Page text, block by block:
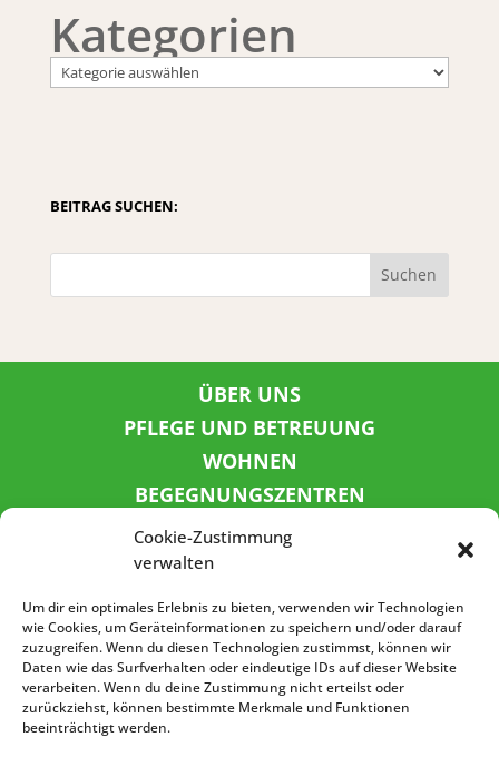
Cookie-Zustimmung
verwalten
Um dir ein optimales Erlebnis zu bieten, verwenden wir Technologien
wie Cookies, um Geräteinformationen zu speichern und/oder darauf
zuzugreifen. Wenn du diesen Technologien zustimmst, können wir
Daten wie das Surfverhalten oder eindeutige IDs auf dieser Website
verarbeiten. Wenn du deine Zustimmung nicht erteilst oder
zurückziehst, können bestimmte Merkmale und Funktionen
beeinträchtigt werden.
Kategorien
BEITRAG SUCHEN:
Suchen
ÜBER UNS
PFLEGE UND BETREUUNG
WOHNEN
BEGEGNUNGSZENTREN
KINDER UND JUGEND
KONTAKT
SPENDENKONTO
Sozialbank
IBAN: DE72 3702 0500 0001 5520 00